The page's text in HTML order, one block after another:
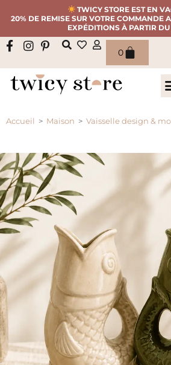
TWICY STORE EST EN
20% DE REMISE SUR VOTRE COMMANDE
EXPÉDITIONS À PARTIR
0
Accueil > Maison > Vaisselle design &